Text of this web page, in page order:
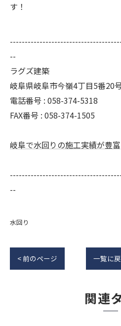
す！
--
ラグズ建築
岐阜県岐阜市今嶺4丁目5番20
電話番号 : 058-374-5318
FAX番号 : 058-374-1505
岐阜で水回りの施工実績が豊富
--
水回り
< 前のページ 一覧に
関連